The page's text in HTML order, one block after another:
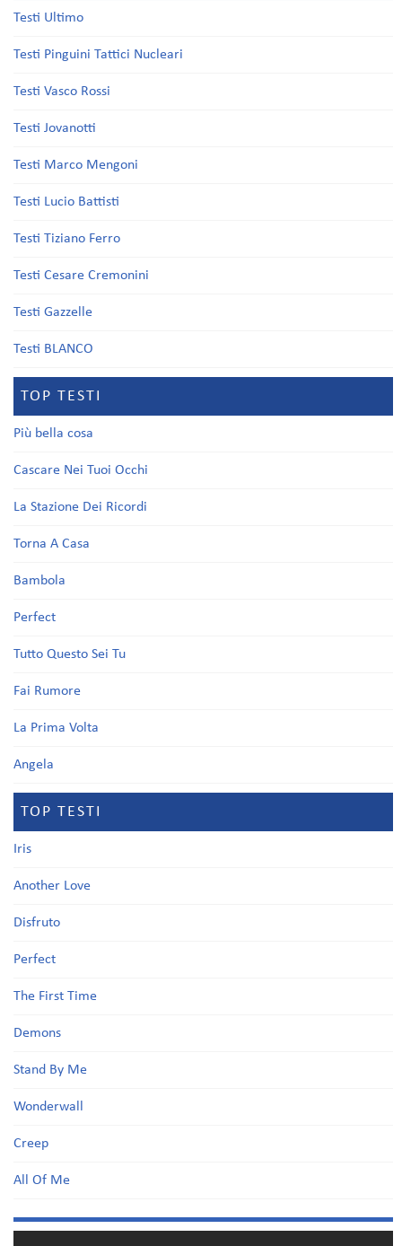
Testi Ultimo
Testi Pinguini Tattici Nucleari
Testi Vasco Rossi
Testi Jovanotti
Testi Marco Mengoni
Testi Lucio Battisti
Testi Tiziano Ferro
Testi Cesare Cremonini
Testi Gazzelle
Testi BLANCO
TOP TESTI
Più bella cosa
Cascare Nei Tuoi Occhi
La Stazione Dei Ricordi
Torna A Casa
Bambola
Perfect
Tutto Questo Sei Tu
Fai Rumore
La Prima Volta
Angela
TOP TESTI
Iris
Another Love
Disfruto
Perfect
The First Time
Demons
Stand By Me
Wonderwall
Creep
All Of Me